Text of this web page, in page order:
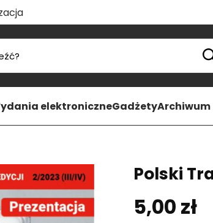
elektroniczneGadżetyArchiwum
Polski
5,00 zł